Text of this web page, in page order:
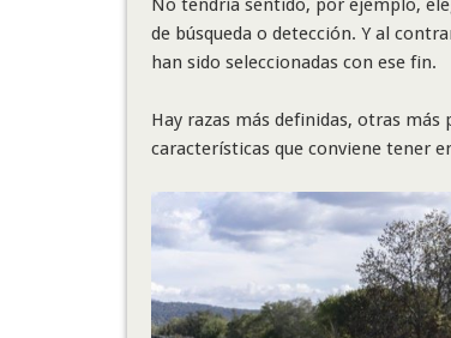
No tendría sentido, por ejemplo,
de búsqueda o detección. Y al
han sido seleccionadas con ese fin.
Hay razas más definidas, otras
características que conviene tener